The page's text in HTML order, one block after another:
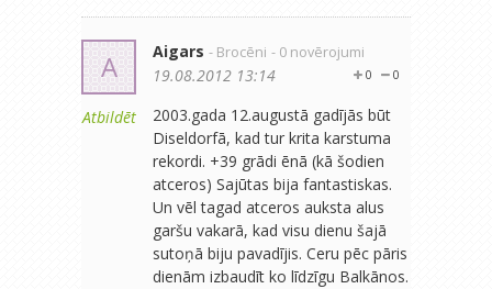
A
Atbildēt
Aigars - Brocēni - 0 novērojumi
0
0
19.08.2012 13:14
2003.gada 12.augustā gadījās būt
Diseldorfā, kad tur krita karstuma
rekordi. +39 grādi ēnā (kā šodien
atceros) Sajūtas bija fantastiskas.
Un vēl tagad atceros auksta alus
garšu vakarā, kad visu dienu šajā
sutoņā biju pavadījis. Ceru pēc pāris
dienām izbaudīt ko līdzīgu Balkānos.